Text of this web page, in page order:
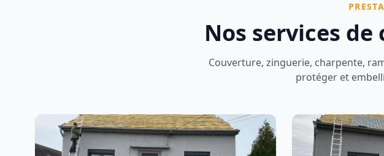
Nos services de
Couverture, zinguerie, charpente,
protéger et